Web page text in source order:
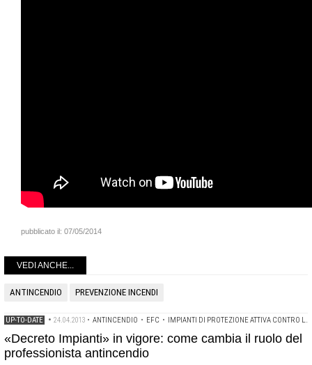
pubblicato il: 07/05/2014
VEDI ANCHE...
ANTINCENDIO PREVENZIONE INCENDI
UP-TO-DATE • 24.04.2013 • ANTINCENDIO • EFC • IMPIANTI DI PROTEZIONE ATTIVA CONTRO L'INCENDIO
«Decreto Impianti» in vigore: come cambia il ruolo del
professionista antincendio